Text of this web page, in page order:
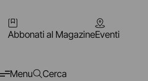
Abbonati al MagazineEventi
Menu Cerca